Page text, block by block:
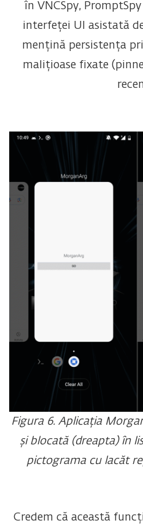
în VNCSpy,
interfeței UI asistată
mențină persistența
malițioase fixate
Figura 6. Aplicația
și blocată (dreapta) în
pictograma cu lacăt
Credem că această